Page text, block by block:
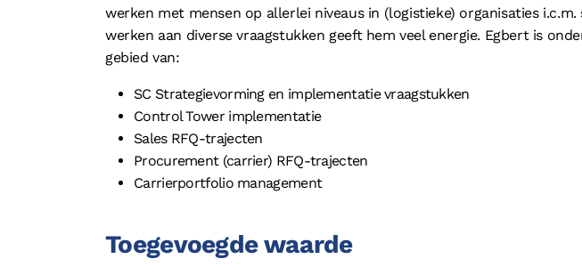
werken met mensen op allerlei niveaus in (logistieke) organisaties
werken aan diverse vraagstukken geeft hem veel energie. Egbert is
gebied van:
SC Strategievorming en implementatie vraagstukken
Control Tower implementatie
Sales RFQ-trajecten
Procurement (carrier) RFQ-trajecten
Carrierportfolio management
Toegevoegde waarde